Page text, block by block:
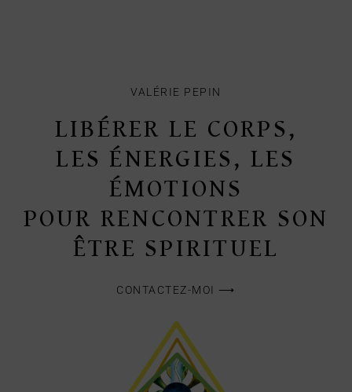
VALÉRIE PEPIN
LIBÉRER LE CORPS,
LES ÉNERGIES, LES
ÉMOTIONS
POUR RENCONTRER SON
ÊTRE SPIRITUEL
CONTACTEZ-MOI ⟶